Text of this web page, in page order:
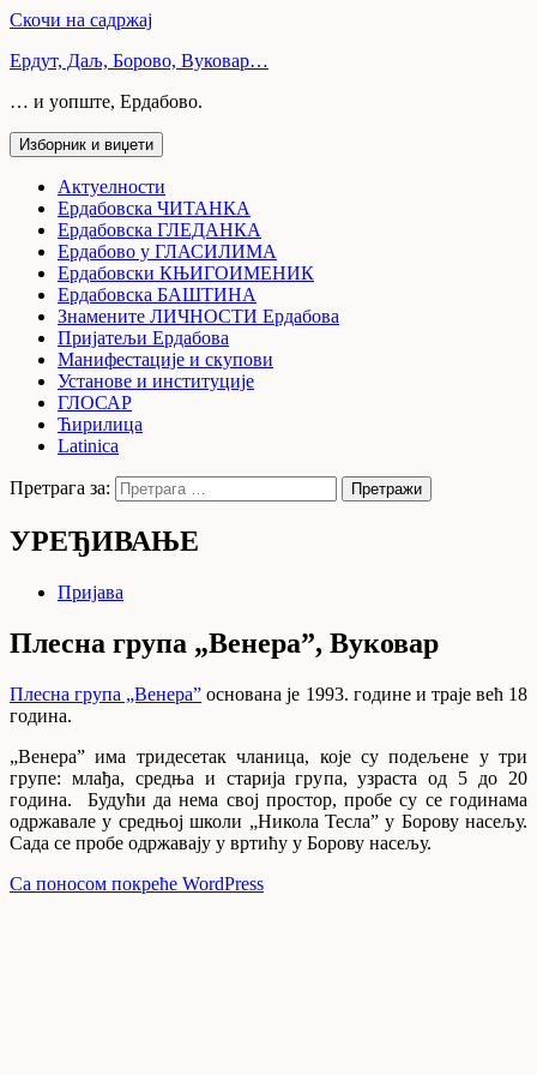
Скочи на садржај
Ердут, Даљ, Борово, Вуковар…
… и уопште, Ердабово.
Изборник и виџети
Актуелности
Ердабовска ЧИТАНКА
Ердабовска ГЛЕДАНКА
Ердабово у ГЛАСИЛИМА
Ердабовски КЊИГОИМЕНИК
Ердабовска БАШТИНА
Знамените ЛИЧНОСТИ Ердабова
Пријатељи Ердабова
Манифестације и скупови
Установе и институције
ГЛОСАР
Ћирилица
Latinica
Претрага за:
УРЕЂИВАЊЕ
Пријава
Плесна група „Венера”, Вуковар
Плесна група „Венера” основана је 1993. године и траје већ 18
година.
„Венера” има тридесетак чланица, које су подељене у три
групе: млађа, средња и старија група, узраста од 5 до 20
година. Будући да нема свој простор, пробе су се годинама
одржавале у средњој школи „Никола Тесла” у Борову насељу.
Сада се пробе одржавају у вртићу у Борову насељу.
Са поносом покреће WordPress